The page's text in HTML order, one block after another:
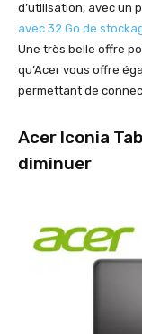
d’utilisation, avec un
avec 32 Go de
Une très belle offre
qu’Acer vous offre
permettant de
Acer Iconia
diminuer